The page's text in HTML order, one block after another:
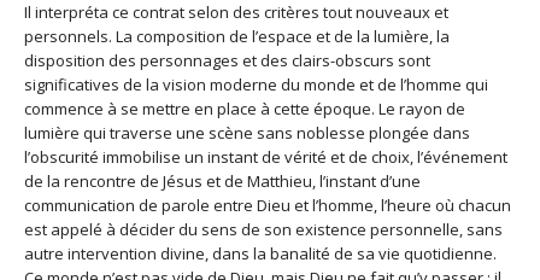
Il interpréta ce contrat selon des critères tout nouveaux et
personnels. La composition de l’espace et de la lumière, la
disposition des personnages et des clairs-obscurs sont
significatives de la vision moderne du monde et de l’homme qui
commence à se mettre en place à cette époque. Le rayon de
lumière qui traverse une scène sans noblesse plongée dans
l’obscurité immobilise un instant de vérité et de choix, l’événement
de la rencontre de Jésus et de Matthieu, l’instant d’une
communication de parole entre Dieu et l’homme, l’heure où chacun
est appelé à décider du sens de son existence personnelle, sans
autre intervention divine, dans la banalité de sa vie quotidienne.